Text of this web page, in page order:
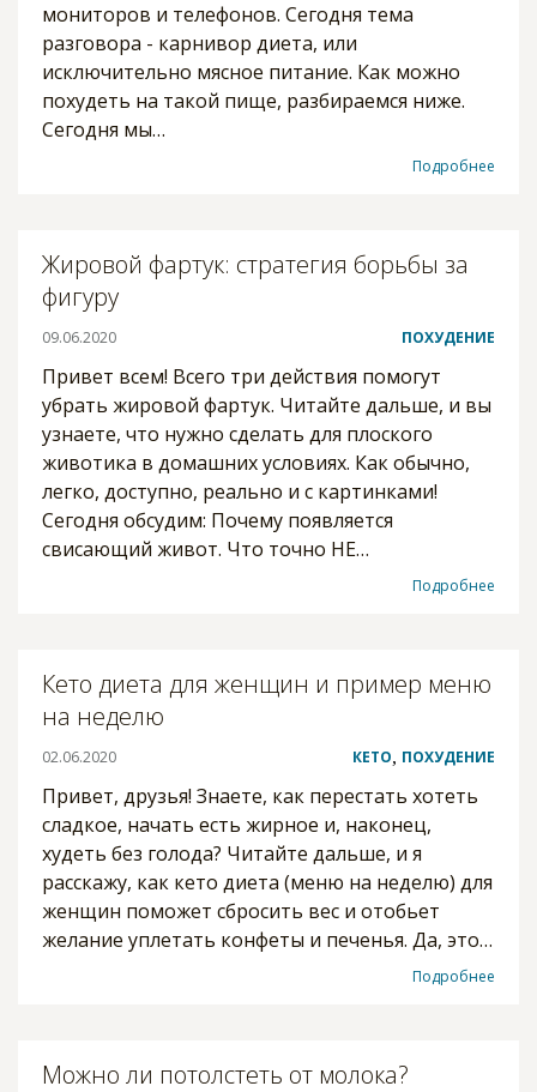
мониторов и телефонов. Сегодня тема
разговора - карнивор диета, или
исключительно мясное питание. Как можно
похудеть на такой пище, разбираемся ниже.
Сегодня мы…
Подробнее
Жировой фартук: стратегия борьбы за
фигуру
09.06.2020 ПОХУДЕНИЕ
Привет всем! Всего три действия помогут
убрать жировой фартук. Читайте дальше, и вы
узнаете, что нужно сделать для плоского
животика в домашних условиях. Как обычно,
легко, доступно, реально и с картинками!
Сегодня обсудим: Почему появляется
свисающий живот. Что точно НЕ…
Подробнее
Кето диета для женщин и пример меню
на неделю
02.06.2020 КЕТО, ПОХУДЕНИЕ
Привет, друзья! Знаете, как перестать хотеть
сладкое, начать есть жирное и, наконец,
худеть без голода? Читайте дальше, и я
расскажу, как кето диета (меню на неделю) для
женщин поможет сбросить вес и отобьет
желание уплетать конфеты и печенья. Да, это…
Подробнее
Можно ли потолстеть от молока?